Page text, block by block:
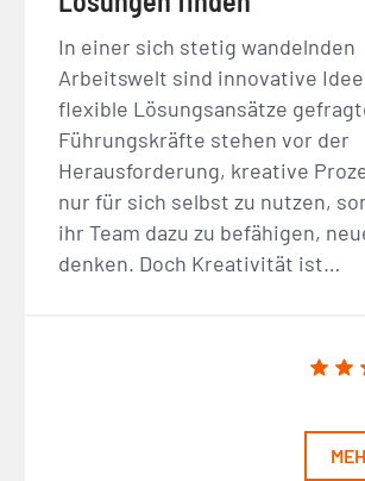
In einer sich stetig wandelnden
Arbeitswelt sind innovative
flexible Lösungsansätze
Führungskräfte stehen vor der
Herausforderung, kreative
nur für sich selbst zu nutzen,
ihr Team dazu zu befähigen,
denken. Doch Kreativität ist…